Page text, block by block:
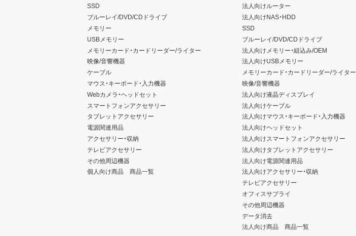
SSD
ブルーレイ/DVD/CDドライブ
メモリー
USBメモリー
メモリーカード・カードリーダー/ライター
映像/音響機器
ケーブル
マウス・キーボード・入力機器
Webカメラ・ヘッドセット
スマートフォンアクセサリー
タブレットアクセサリー
電源関連用品
アクセサリー・収納
テレビアクセサリー
その他周辺機器
個人向け商品 商品一覧
法人向けルーター
法人向けNAS・HDD
SSD
ブルーレイ/DVD/CDドライブ
法人向けメモリー・組込み/OEM
法人向けUSBメモリー
メモリーカード・カードリーダー/ライター
映像/音響機器
法人向け液晶ディスプレイ
法人向けケーブル
法人向けマウス・キーボード・入力機器
法人向けヘッドセット
法人向けスマートフォンアクセサリー
法人向けタブレットアクセサリー
法人向け電源関連用品
法人向けアクセサリー・収納
テレビアクセサリー
オフィスサプライ
その他周辺機器
データ消去
法人向け商品 商品一覧